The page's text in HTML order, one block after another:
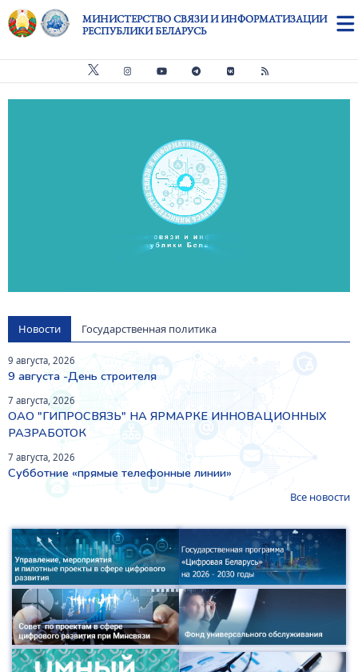
Перейти к основному содержанию
МИНИСТЕРСТВО СВЯЗИ И ИНФОРМАТИЗАЦИИ
РЕСПУБЛИКИ БЕЛАРУСЬ
Новости Государственная политика
9 августа, 2026
9 августа -День строителя
7 августа, 2026
ОАО "ГИПРОСВЯЗЬ" НА ЯРМАРКЕ ИННОВАЦИОННЫХ
РАЗРАБОТОК
7 августа, 2026
Субботние «прямые телефонные линии»
Все новости